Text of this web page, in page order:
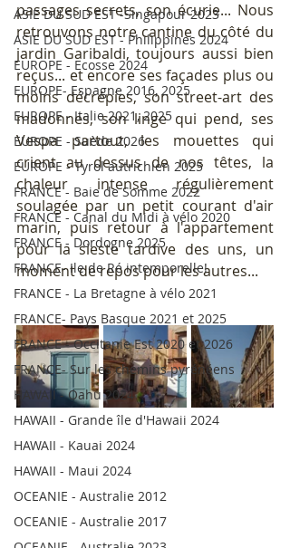
ASIE DU SUD EST -Singapour 2023
ASIE DU SUD EST - Philippines 2024
EUROPE - Ecosse 2024
EUROPE- Espagne 2016, 2025
EUROPE - Italie 2021, 2025
EUROPE - Suède 2026
EUROPE - Tyrol autrichien 2025
FRANCE - Baie de Somme 2022
FRANCE - Canal du Midi à vélo 2020
FRANCE - Dordogne 2025
FRANCE- Ile de Ré intemporelle!
FRANCE - La Bretagne à vélo 2021
FRANCE- Pays Basque 2021 et 2025
FRANCE - Occitanie Est 2020 et 2026
FRANCE- Sur les chemins pyrénéens
HAWAII - Oahu 2024
HAWAII - Grande île d'Hawaii 2024
HAWAII - Kauai 2024
HAWAII - Maui 2024
OCEANIE - Australie 2012
OCEANIE - Australie 2017
passages secrets, son écurie... Nous
retrouvons notre cantine du côté du
jardin Garibaldi, toujours aussi bien
reçus... et encore ses façades plus ou
moins décrépies, son street-art des
madonnes, son linge qui pend, ses
Vespa partout, les mouettes qui
crient au dessus de nos têtes, la
chaleur intense régulièrement
soulagée par un petit courant d'air
marin, puis retour à l'appartement
pour la sieste tardive des uns, un
moment de repos pour les autres...